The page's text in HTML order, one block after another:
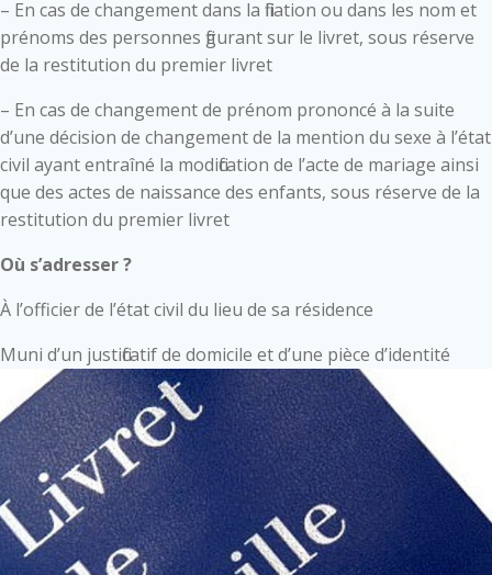
– En cas de changement dans la filiation ou dans les nom et
prénoms des personnes figurant sur le livret, sous réserve
de la restitution du premier livret
– En cas de changement de prénom prononcé à la suite
d’une décision de changement de la mention du sexe à l’état
civil ayant entraîné la modification de l’acte de mariage ainsi
que des actes de naissance des enfants, sous réserve de la
restitution du premier livret
Où s’adresser ?
À l’officier de l’état civil du lieu de sa résidence
Muni d’un justificatif de domicile et d’une pièce d’identité